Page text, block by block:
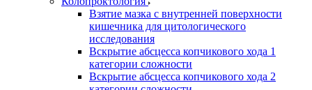
Взятие мазка с внутренней поверхности
кишечника для цитологического
исследования
Вскрытие абсцесса копчикового хода 1
категории сложности
Вскрытие абсцесса копчикового хода 2